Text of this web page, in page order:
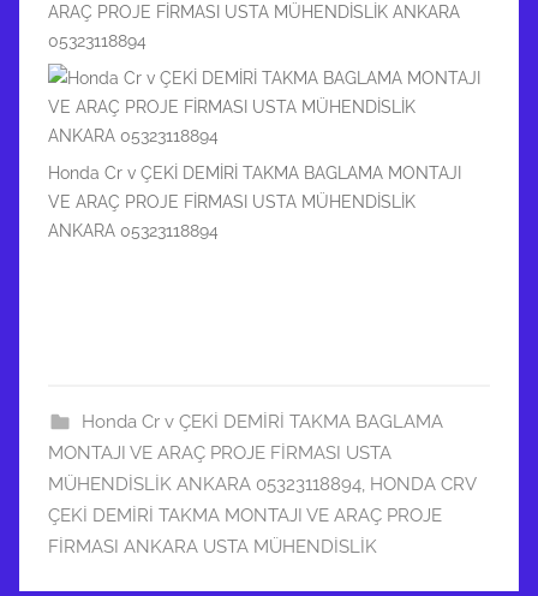
ARAÇ PROJE FİRMASI USTA MÜHENDİSLİK ANKARA
05323118894
Honda Cr v ÇEKİ DEMİRİ TAKMA BAGLAMA MONTAJI
VE ARAÇ PROJE FİRMASI USTA MÜHENDİSLİK
ANKARA 05323118894
Honda Cr v ÇEKİ DEMİRİ TAKMA BAGLAMA
MONTAJI VE ARAÇ PROJE FİRMASI USTA
MÜHENDİSLİK ANKARA 05323118894 HONDA CRV
ÇEKİ DEMİRİ TAKMA MONTAJI VE ARAÇ PROJE
FİRMASI ANKARA USTA MÜHENDİSLİK